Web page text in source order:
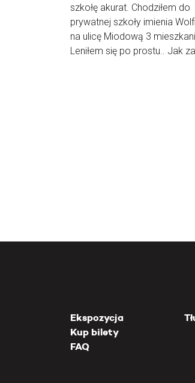
szkołę akurat. Chodziłem do
prywatnej szkoły imienia
na ulicę Miodową 3
Leniłem się po prostu.. Jak
Ekspozycja
Kup bilety
FAQ